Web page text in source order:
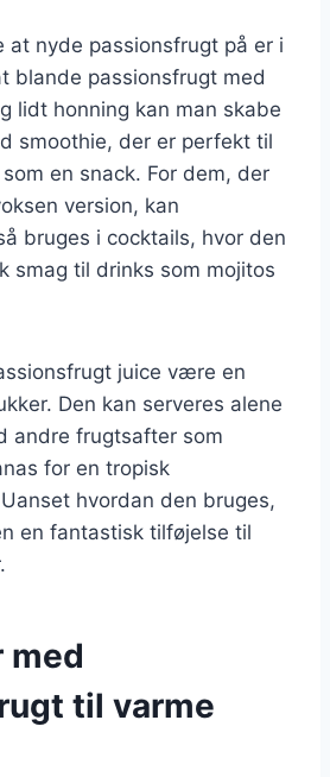
at nyde passionsfrugt på er i
blande passionsfrugt med
lidt honning kan man skabe
smoothie, der er perfekt til
en snack. For dem, der
version, kan
bruges i cocktails, hvor den
smag til drinks som mojitos
juice være en
Den kan serveres alene
andre frugtsafter som
for en tropisk
hvordan den bruges,
en fantastisk tilføjelse til
med
til varme